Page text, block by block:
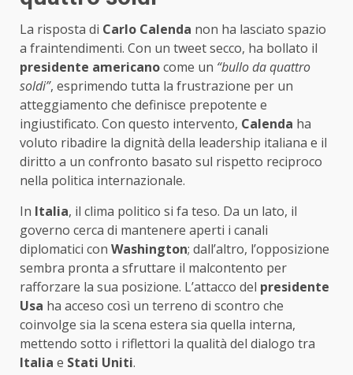
La risposta di Carlo Calenda non ha lasciato spazio
a fraintendimenti. Con un tweet secco, ha bollato il
presidente americanocome un “bullo da quattro
soldi”, esprimendo tutta la frustrazione per un
atteggiamento che definisce prepotente e
ingiustificato. Con questo intervento, Calenda ha
voluto ribadire la dignità della leadership italiana e il
diritto a un confronto basato sul rispetto reciproco
nella politica internazionale.
In Italia, il clima politico si fa teso. Da un lato, il
governo cerca di mantenere aperti i canali
diplomatici con Washington; dall’altro, l’opposizione
sembra pronta a sfruttare il malcontento per
rafforzare la sua posizione. L’attacco del presidente
Usa ha acceso così un terreno di scontro che
coinvolge sia la scena estera sia quella interna,
mettendo sotto i riflettori la qualità del dialogo tra
Italia e Stati Uniti.